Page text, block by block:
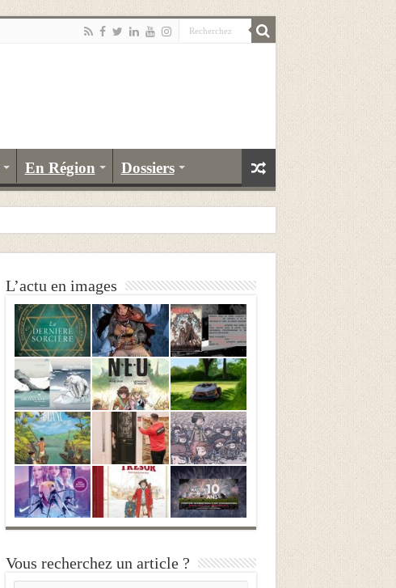
En Région Dossiers
L’actu en images
Vous recherchez un article ?